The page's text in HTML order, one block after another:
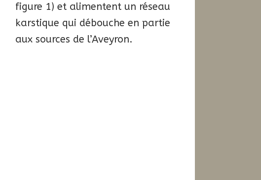
figure 1) et alimentent un réseau
karstique qui débouche en partie
aux sources de l’Aveyron.